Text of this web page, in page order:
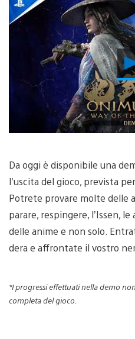
Da oggi è disponibile una
l’uscita del gioco, prevista
Potrete provare molte delle
parare, respingere, l’Issen,
delle anime e non solo.
dera e affrontate il vostro
*I progressi effettuati nella demo
completa del gioco.